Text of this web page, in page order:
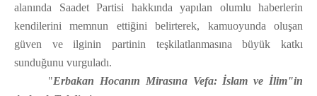
alanında Saadet Partisi hakkında yapılan olumlu haberlerin
kendilerini memnun ettiğini belirterek, kamuoyunda oluşan
güven ve ilginin partinin teşkilatlanmasına büyük katkı
sunduğunu vurguladı.
"Erbakan Hocanın Mirasına Vefa: İslam ve İlim"in